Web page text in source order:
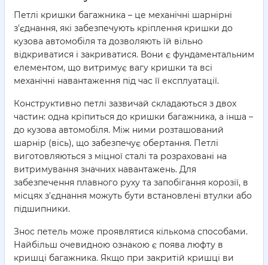
Петлі кришки багажника – це механічні шарнірні
з'єднання, які забезпечують кріплення кришки до
кузова автомобіля та дозволяють їй вільно
відкриватися і закриватися. Вони є фундаментальним
елементом, що витримує вагу кришки та всі
механічні навантаження під час її експлуатації.
Конструктивно петлі зазвичай складаються з двох
частин: одна кріпиться до кришки багажника, а інша –
до кузова автомобіля. Між ними розташований
шарнір (вісь), що забезпечує обертання. Петлі
виготовляються з міцної сталі та розраховані на
витримування значних навантажень. Для
забезпечення плавного руху та запобігання корозії, в
місцях з'єднання можуть бути встановлені втулки або
підшипники.
Знос петель може проявлятися кількома способами.
Найбільш очевидною ознакою є поява люфту в
кришці багажника. Якщо при закритій кришці ви